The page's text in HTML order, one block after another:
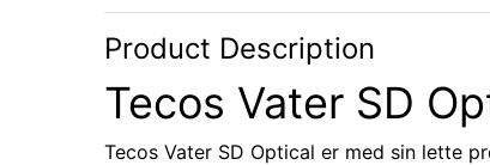
Product Description
Tecos Vater SD
Tecos Vater SD Optical er med sin lette